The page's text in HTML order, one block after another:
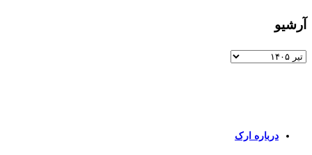
آرشیو
آرشیو
درباره ارک